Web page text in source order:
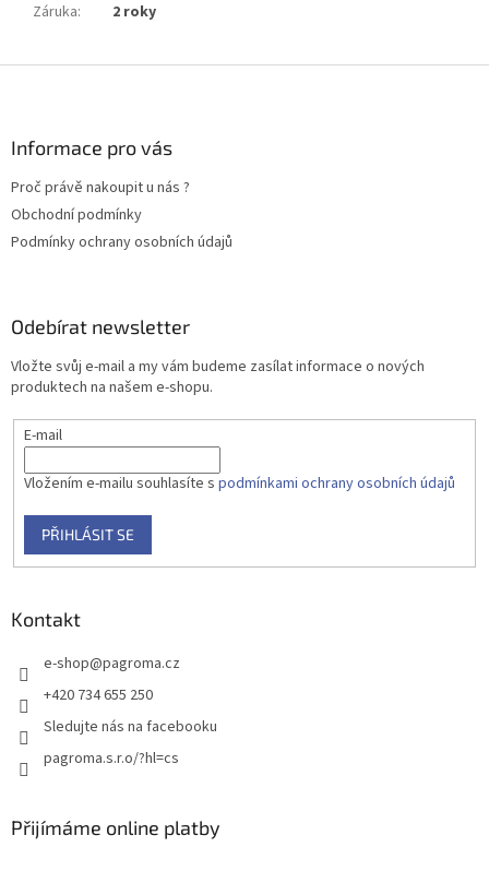
Záruka: 2 roky
Informace pro vás
Proč právě nakoupit u nás ?
Obchodní podmínky
Podmínky ochrany osobních údajů
Odebírat newsletter
Vložte svůj e-mail a my vám budeme zasílat informace o nových
produktech na našem e-shopu.
E-mail
Vložením e-mailu souhlasíte s podmínkami ochrany osobních údajů
PŘIHLÁSIT SE
Kontakt
e-shop@pagroma.cz
+420 734 655 250
Sledujte nás na facebooku
pagroma.s.r.o/?hl=cs
Přijímáme online platby